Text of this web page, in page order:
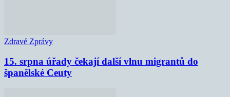
Zdravé Zprávy
15. srpna úřady čekají další vlnu migrantů do
španělské Ceuty